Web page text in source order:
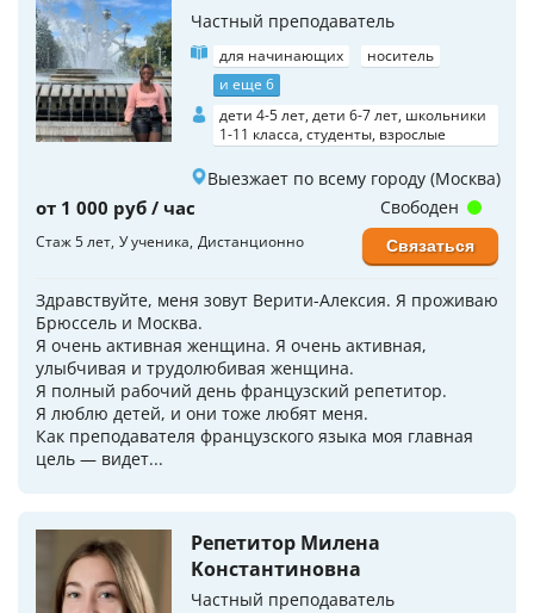
Частный преподаватель
для начинающих
носитель
и еще 6
дети 4-5 лет, дети 6-7 лет, школьники
1-11 класса, студенты, взрослые
Выезжает по всему городу (Москва)
от 1 000 руб / час
Стаж 5 лет У ученика Дистанционно
Здравствуйте, меня зовут Верити-Алексия. Я проживаю
Брюссель и Москва.
Я очень активная женщина. Я очень активная,
улыбчивая и трудолюбивая женщина.
Я полный рабочий день французский репетитор.
Я люблю детей, и они тоже любят меня.
Как преподавателя французского языка моя главная
цель — видет...
Свободен
Связаться
Репетитор Милена
Koнстантиновна
Частный преподаватель